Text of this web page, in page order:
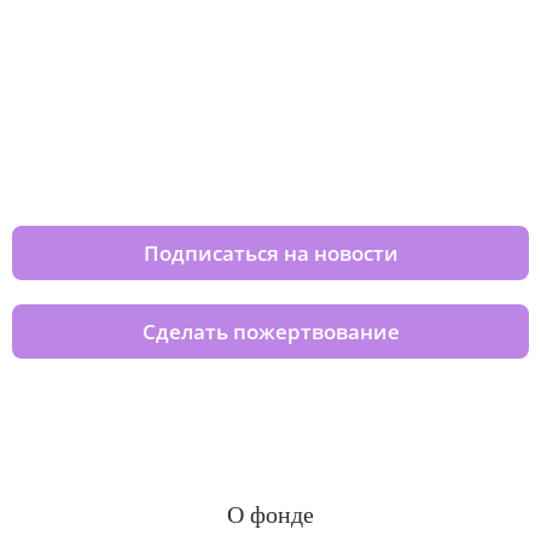
Подписаться на новости
Сделать пожертвование
О фонде